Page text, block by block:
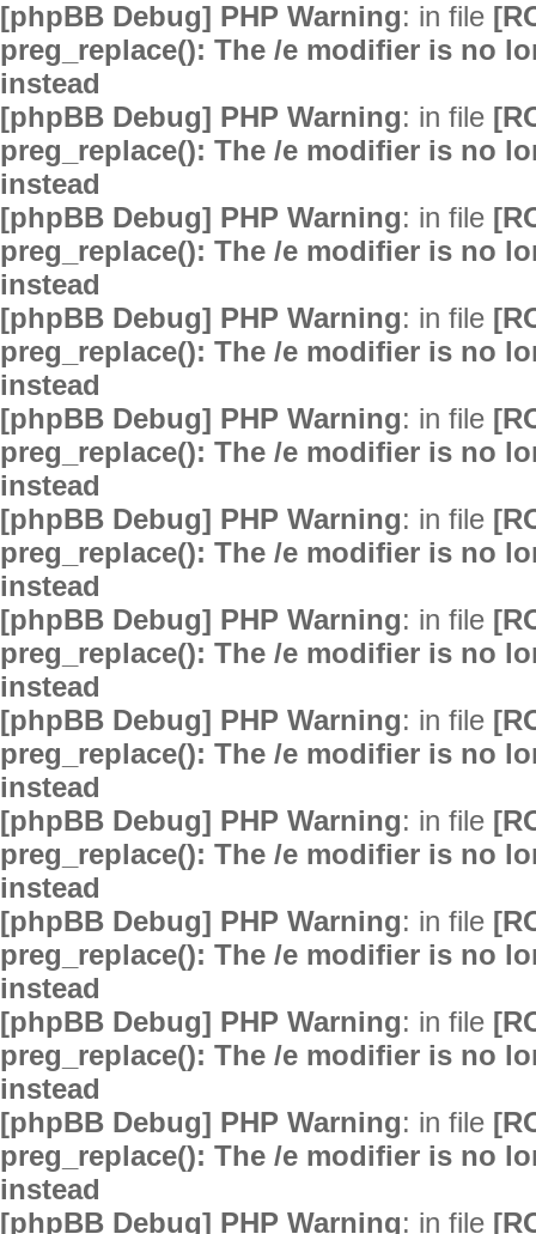
[phpBB Debug] PHP Warning: in file
preg_replace(): The /e modifier is no
instead
[phpBB Debug] PHP Warning: in file
preg_replace(): The /e modifier is no
instead
[phpBB Debug] PHP Warning: in file
preg_replace(): The /e modifier is no
instead
[phpBB Debug] PHP Warning: in file
preg_replace(): The /e modifier is no
instead
[phpBB Debug] PHP Warning: in file
preg_replace(): The /e modifier is no
instead
[phpBB Debug] PHP Warning: in file
preg_replace(): The /e modifier is no
instead
[phpBB Debug] PHP Warning: in file
preg_replace(): The /e modifier is no
instead
[phpBB Debug] PHP Warning: in file
preg_replace(): The /e modifier is no
instead
[phpBB Debug] PHP Warning: in file
preg_replace(): The /e modifier is no
instead
[phpBB Debug] PHP Warning: in file
preg_replace(): The /e modifier is no
instead
[phpBB Debug] PHP Warning: in file
preg_replace(): The /e modifier is no
instead
[phpBB Debug] PHP Warning: in file
preg_replace(): The /e modifier is no
instead
[phpBB Debug] PHP Warning: in file